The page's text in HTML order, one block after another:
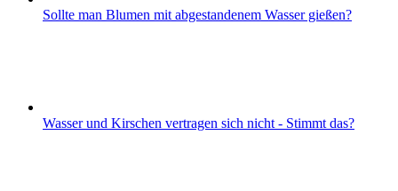
Sollte man Blumen mit abgestandenem Wasser gießen?
Wasser und Kirschen vertragen sich nicht - Stimmt das?